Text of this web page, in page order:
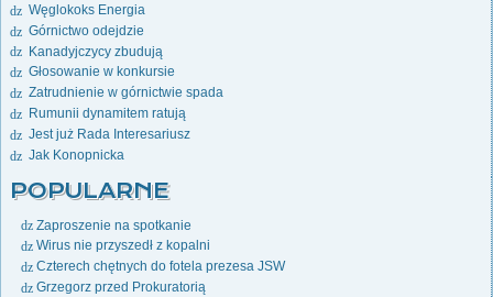
Węglokoks Energia
Górnictwo odejdzie
Kanadyjczycy zbudują
Głosowanie w konkursie
Zatrudnienie w górnictwie spada
Rumunii dynamitem ratują
Jest już Rada Interesariusz
Jak Konopnicka
POPULARNE
Zaproszenie na spotkanie
Wirus nie przyszedł z kopalni
Czterech chętnych do fotela prezesa JSW
Grzegorz przed Prokuratorią